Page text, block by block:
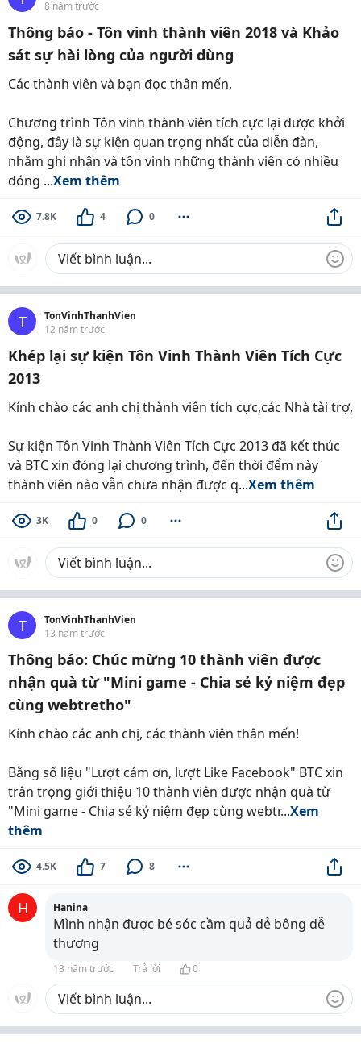
8 năm trước
Thông báo - Tôn vinh thành viên 2018 và Khảo
sát sự hài lòng của người dùng
Các thành viên và bạn đọc thân mến,
Chương trình Tôn vinh thành viên tích cực lại được khởi
động, đây là sự kiện quan trọng nhất của diễn đàn,
nhằm ghi nhận và tôn vinh những thành viên có nhiều
đóng ...Xem thêm
7.8K 4 0
T
TonVinhThanhVien
12 năm trước
Khép lại sự kiện Tôn Vinh Thành Viên Tích Cực
2013
Kính chào các anh chị thành viên tích cực,các Nhà tài trợ,
Sự kiện Tôn Vinh Thành Viên Tích Cực 2013 đã kết thúc
và BTC xin đóng lại chương trình, đến thời đểm này
thành viên nào vẫn chưa nhận được q...Xem thêm
3K 0 0
T
TonVinhThanhVien
13 năm trước
Thông báo: Chúc mừng 10 thành viên được
nhận quà từ "Mini game - Chia sẻ kỷ niệm đẹp
cùng webtretho"
Kính chào các anh chị, các thành viên thân mến!
Bằng số liệu "Lượt cám ơn, lượt Like Facebook" BTC xin
trân trọng giới thiệu 10 thành viên được nhận quà từ
"Mini game - Chia sẻ kỷ niệm đẹp cùng webtr...Xem
thêm
4.5K 7 8
H Hanina
Mình nhận được bé sóc cầm quả dẻ bông dễ
thương
13 năm trước Trả lời 0